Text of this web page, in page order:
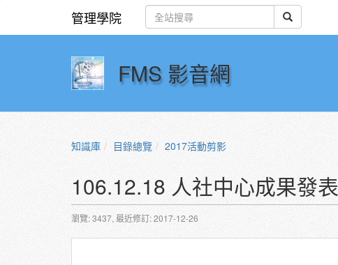
管理學院
FMS 影音網
知識庫 目錄總覽 2017活動剪影
106.12.18 人社中心成果發表
瀏覽: 3437, 最近修訂: 2017-12-26